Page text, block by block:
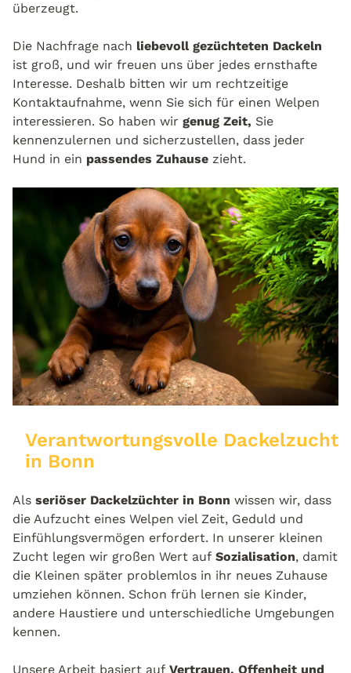
überzeugt.
Die Nachfrage nach liebevoll gezüchteten Dackeln
ist groß, und wir freuen uns über jedes ernsthafte
Interesse. Deshalb bitten wir um rechtzeitige
Kontaktaufnahme, wenn Sie sich für einen Welpen
interessieren. So haben wir genug Zeit, Sie
kennenzulernen und sicherzustellen, dass jeder
Hund in ein passendes Zuhause zieht.
Verantwortungsvolle Dackelzucht
in Bonn
Als seriöser Dackelzüchter in Bonn wissen wir, dass
die Aufzucht eines Welpen viel Zeit, Geduld und
Einfühlungsvermögen erfordert. In unserer kleinen
Zucht legen wir großen Wert auf Sozialisation, damit
die Kleinen später problemlos in ihr neues Zuhause
umziehen können. Schon früh lernen sie Kinder,
andere Haustiere und unterschiedliche Umgebungen
kennen.
Unsere Arbeit basiert auf Vertrauen, Offenheit und